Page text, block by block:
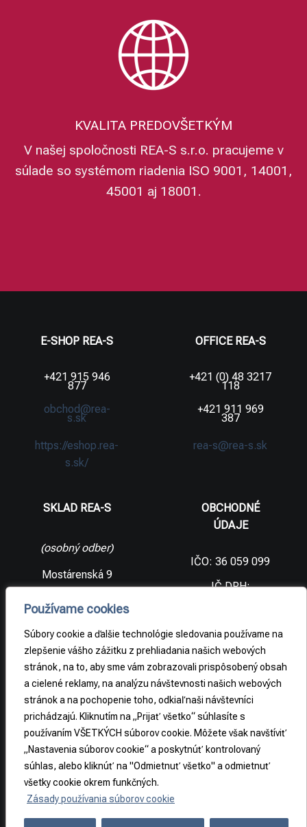
Používame cookies
Súbory cookie a ďalšie technológie sledovania používame na
zlepšenie vášho zážitku z prehliadania našich webových
stránok, na to, aby sme vám zobrazovali prispôsobený obsah
a cielené reklamy, na analýzu návštevnosti našich webových
stránok a na pochopenie toho, odkiaľ naši návštevníci
prichádzajú. Kliknutím na „Prijať všetko“ súhlasíte s
používaním VŠETKÝCH súborov cookie. Môžete však navštíviť
„Nastavenia súborov cookie“ a poskytnúť kontrolovaný
súhlas, alebo kliknúť na "Odmietnuť všetko" a odmietnuť
všetky cookie okrem funkčných.
Zásady používania súborov cookie
KVALITA PREDOVŠETKÝM
V našej spoločnosti REA-S s.r.o. pracujeme v
súlade so systémom riadenia ISO 9001, 14001,
45001 aj 18001.
E-SHOP REA-S
+421 915 946
877
obchod@rea-
s.sk
https://eshop.rea-
s.sk/
OFFICE REA-S
+421 (0) 48 3217
118
+421 911 969
387
rea-s@rea-s.sk
SKLAD REA-S
(osobný odber)
Mostárenská 9
republika
OBCHODNÉ
ÚDAJE
IČO: 36 059 099
IČ DPH:
2021733065
PRÁVNE
INFORMÁCIE
Obchodné
podmienky
zmluvy